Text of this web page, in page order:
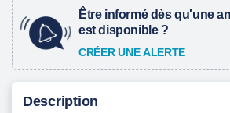
Être informé dès qu'une
est disponible ?
CRÉER UNE ALERTE
Description